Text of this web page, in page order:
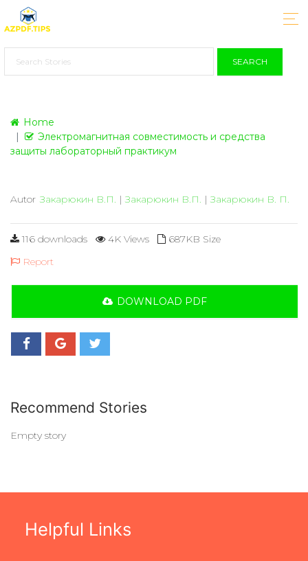
SEARCH
Home
Электромагнитная совместимость и средства
защиты лабораторный практикум
Autor Закарюкин В.П. | Закарюкин В.П. | Закарюкин В. П.
116 downloads 4K Views
687KB Size
Report
DOWNLOAD PDF
Recommend Stories
Empty story
Helpful Links